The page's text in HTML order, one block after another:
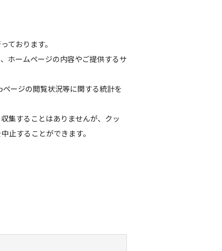
ております。
ホームページの内容やご提供するサ
ージの閲覧状況等に関する統計を
集することはありませんが、クッ
止することができます。